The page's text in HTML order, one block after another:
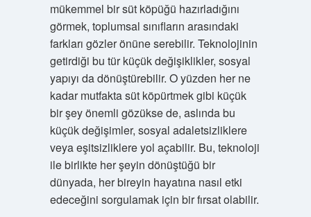
mükemmel bir süt köpüğü hazırladığını
görmek, toplumsal sınıfların arasındaki
farkları gözler önüne serebilir. Teknolojinin
getirdiği bu tür küçük değişiklikler, sosyal
yapıyı da dönüştürebilir. O yüzden her ne
kadar mutfakta süt köpürtmek gibi küçük
bir şey önemli gözükse de, aslında bu
küçük değişimler, sosyal adaletsizliklere
veya eşitsizliklere yol açabilir. Bu, teknoloji
ile birlikte her şeyin dönüştüğü bir
dünyada, her bireyin hayatına nasıl etki
edeceğini sorgulamak için bir fırsat olabilir.